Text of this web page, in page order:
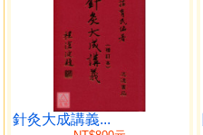
天乙貴人
星神便覽 壽元歌
論病厄
針灸大成講義...